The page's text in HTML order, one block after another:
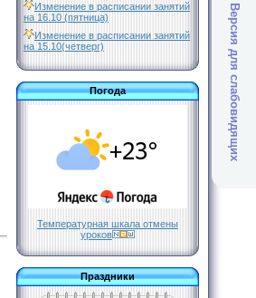
Версия для слабовидящих
Изменение в расписании занятий
на 16.10 (пятница)
Изменение в расписании занятий
на 15.10(четверг)
Погода
Температурная шкала отмены
уроков
Праздники